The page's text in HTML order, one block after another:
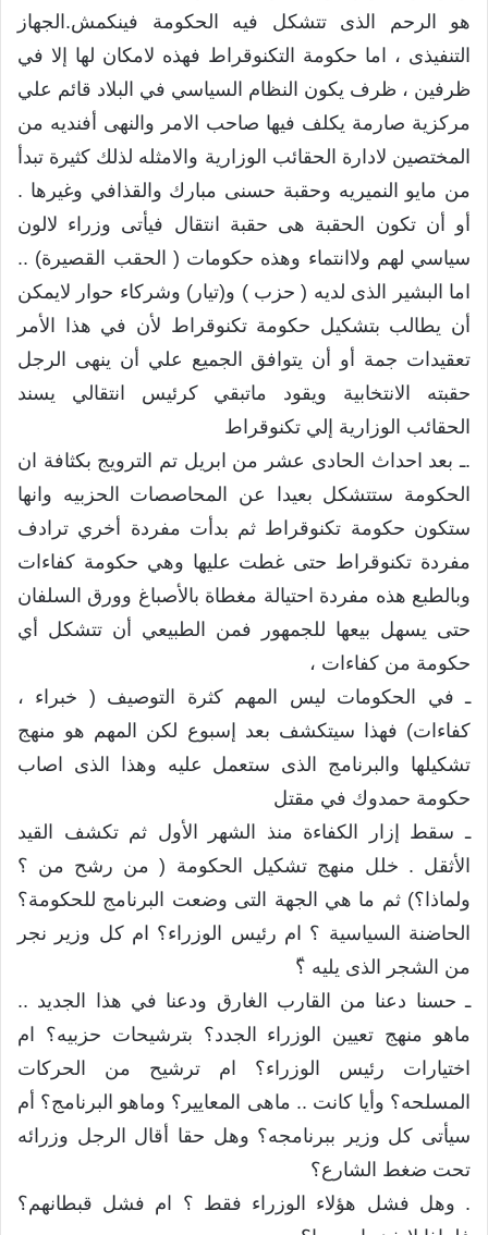
هو الرحم الذى تتشكل فيه الحكومة فينكمش.الجهاز
التنفيذى ، اما حكومة التكنوقراط فهذه لامكان لها إلا في
ظرفين ، ظرف يكون النظام السياسي في البلاد قائم علي
مركزية صارمة يكلف فيها صاحب الامر والنهى أفنديه من
المختصين لادارة الحقائب الوزارية والامثله لذلك كثيرة تبدأ
من مايو النميريه وحقبة حسنى مبارك والقذافي وغيرها .
أو أن تكون الحقبة هى حقبة انتقال فيأتى وزراء لالون
سياسي لهم ولاانتماء وهذه حكومات ( الحقب القصيرة) ..
اما البشير الذى لديه ( حزب ) و(تيار) وشركاء حوار لايمكن
أن يطالب بتشكيل حكومة تكنوقراط لأن في هذا الأمر
تعقيدات جمة أو أن يتوافق الجميع علي أن ينهى الرجل
حقبته الانتخابية ويقود ماتبقي كرئيس انتقالي يسند
الحقائب الوزارية إلي تكنوقراط
.ـ بعد احداث الحادى عشر من ابريل تم الترويج بكثافة ان
الحكومة ستتشكل بعيدا عن المحاصصات الحزبيه وانها
ستكون حكومة تكنوقراط ثم بدأت مفردة أخري ترادف
مفردة تكنوقراط حتى غطت عليها وهي حكومة كفاءات
وبالطبع هذه مفردة احتيالة مغطاة بالأصباغ وورق السلفان
حتى يسهل بيعها للجمهور فمن الطبيعي أن تتشكل أي
حكومة من كفاءات ،
ـ في الحكومات ليس المهم كثرة التوصيف ( خبراء ،
كفاءات) فهذا سيتكشف بعد إسبوع لكن المهم هو منهج
تشكيلها والبرنامج الذى ستعمل عليه وهذا الذى اصاب
حكومة حمدوك في مقتل
ـ سقط إزار الكفاءة منذ الشهر الأول ثم تكشف القيد
الأثقل . خلل منهج تشكيل الحكومة ( من رشح من ؟
ولماذا؟) ثم ما هي الجهة التى وضعت البرنامج للحكومة؟
الحاضنة السياسية ؟ ام رئيس الوزراء؟ ام كل وزير نجر
من الشجر الذى يليه ؟ّ
ـ حسنا دعنا من القارب الغارق ودعنا في هذا الجديد ..
ماهو منهج تعيين الوزراء الجدد؟ بترشيحات حزبيه؟ ام
اختيارات رئيس الوزراء؟ ام ترشيح من الحركات
المسلحه؟ وأيا كانت .. ماهى المعايير؟ وماهو البرنامج؟ أم
سيأتى كل وزير ببرنامجه؟ وهل حقا أقال الرجل وزرائه
تحت ضغط الشارع؟
. وهل فشل هؤلاء الوزراء فقط ؟ ام فشل قبطانهم؟